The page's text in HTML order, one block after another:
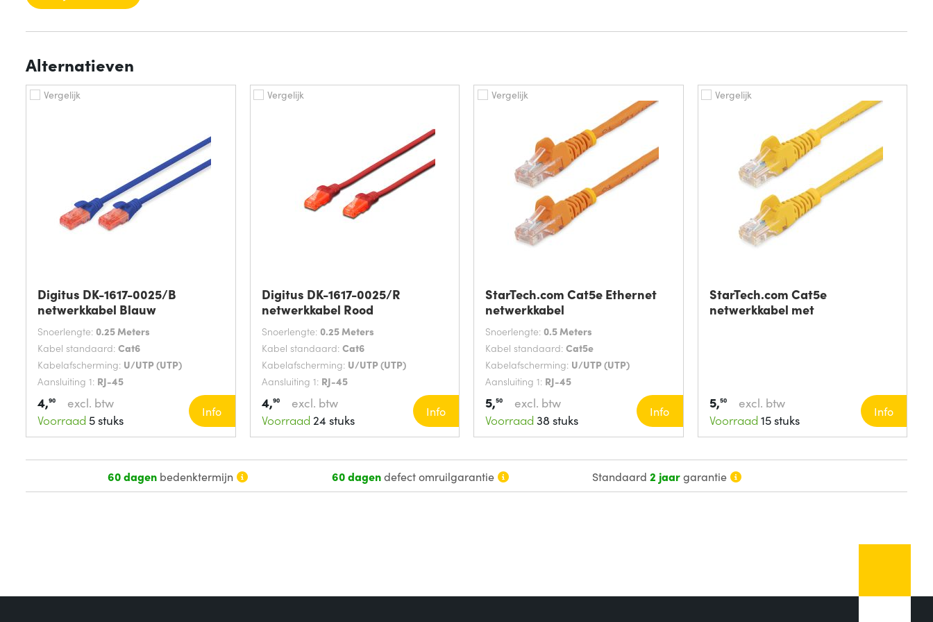
Alternatieven
Vergelijk
Digitus DK-1617-0025/B
netwerkkabel Blauw
Snoerlengte: 0.25 Meters
Kabel standaard: Cat6
Kabelafscherming: U/UTP (UTP)
Aansluiting 1: RJ-45
4,90
excl. btw
Voorraad 5 stuks
Info
Vergelijk
Digitus DK-1617-0025/R
netwerkkabel Rood
Snoerlengte: 0.25 Meters
Kabel standaard: Cat6
Kabelafscherming: U/UTP (UTP)
Aansluiting 1: RJ-45
4,90
excl. btw
Voorraad 24 stuks
Info
Vergelijk
StarTech.com Cat5e Ethernet
netwerkkabel
Snoerlengte: 0.5 Meters
Kabel standaard: Cat5e
Kabelafscherming: U/UTP (UTP)
Aansluiting 1: RJ-45
5,50
excl. btw
Voorraad 38 stuks
Info
Vergelijk
StarTech.com Cat5e
netwerkkabel met
5,50
excl. btw
Voorraad 15 stuks
Info
60 dagenbedenktermijn 60 dagendefect omruilgarantie Standaard2 jaargarantie